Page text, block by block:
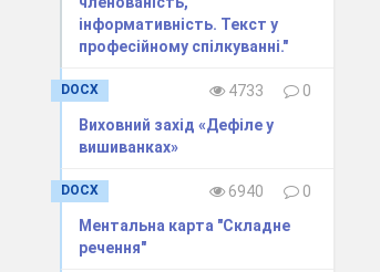
інформативність. Текст у
професійному спілкуванні."
DOCX 4733
0
Виховний захід «Дефіле у
вишиванках»
DOCX 6940
0
Ментальна карта "Складне
речення"